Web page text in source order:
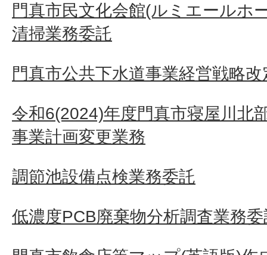
門真市民文化会館(ルミエールホ
清掃業務委託
門真市公共下水道事業経営戦略
令和6(2024)年度門真市寝屋川北
事業計画変更業務
調節池設備点検業務委託
低濃度PCB廃棄物分析調査業務委